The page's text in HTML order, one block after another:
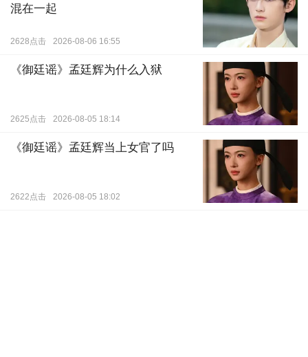
混在一起
2628点击 2026-08-06 16:55
《御廷谣》孟廷辉为什么入狱
2625点击 2026-08-05 18:14
《御廷谣》孟廷辉当上女官了吗
2622点击 2026-08-05 18:02